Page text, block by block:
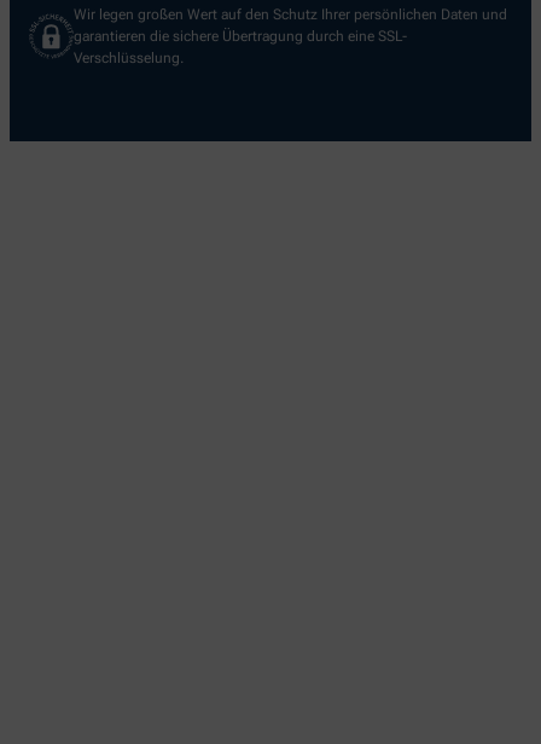
Wir legen großen Wert auf den Schutz Ihrer persönlichen Daten und
garantieren die sichere Übertragung durch eine SSL-
Verschlüsselung.